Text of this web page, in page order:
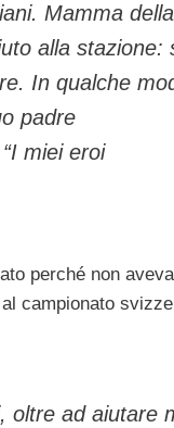
Mamma della
alla stazione:
In qualche
padre
miei eroi
perché non aveva
campionato
oltre ad aiutare